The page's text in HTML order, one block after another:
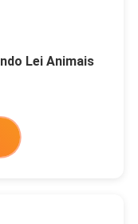
Lei Animais